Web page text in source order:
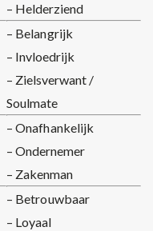
– Helderziend
– Belangrijk
– Invloedrijk
– Zielsverwant /
Soulmate
– Onafhankelijk
– Ondernemer
– Zakenman
– Betrouwbaar
– Loyaal